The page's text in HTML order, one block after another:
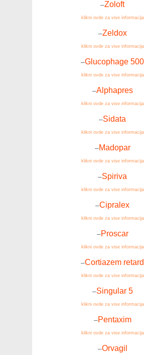
–Zoloft
klikni ovde za vise informacija
–Zeldox
klikni ovde za vise informacija
–Glucophage 500
klikni ovde za vise informacija
–Alphapres
klikni ovde za vise informacija
–Sidata
klikni ovde za vise informacija
–Madopar
klikni ovde za vise informacija
–Spiriva
klikni ovde za vise informacija
–Cipralex
klikni ovde za vise informacija
–Proscar
klikni ovde za vise informacija
–Cortiazem retard
klikni ovde za vise informacija
–Singular 5
klikni ovde za vise informacija
–Pentaxim
klikni ovde za vise informacija
–Orvagil